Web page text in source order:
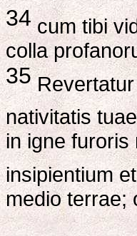
34cum tibi
colla
35Revertatur
nativitatis
in igne furoris
insipientium
medio terrae;